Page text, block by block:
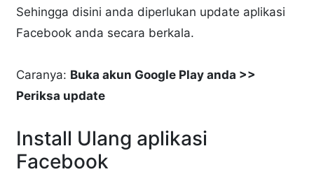
Sehingga disini anda diperlukan update aplikasi
Facebook anda secara berkala.
Caranya: Buka akun Google Play anda >>
Periksa update
Install Ulang aplikasi
Facebook